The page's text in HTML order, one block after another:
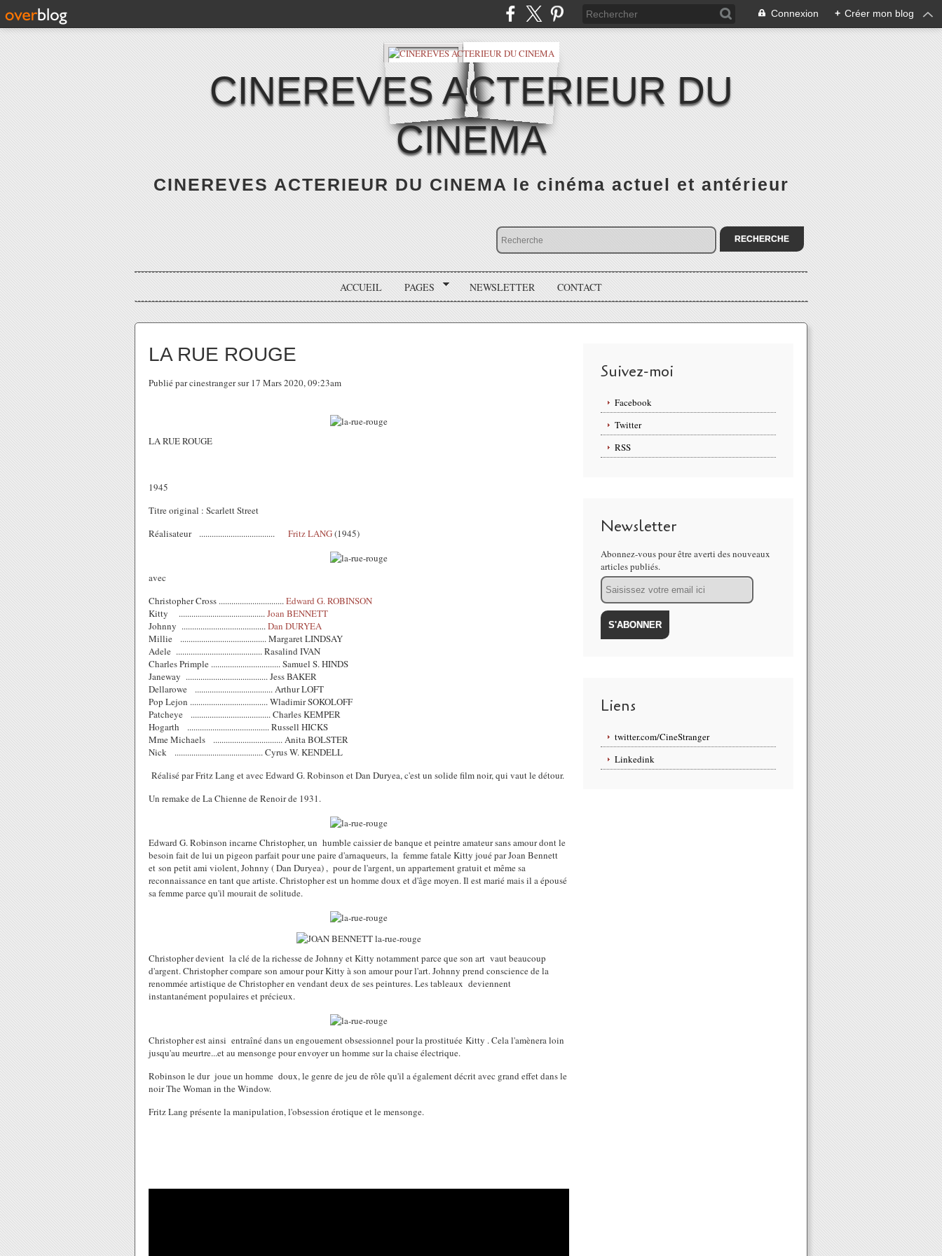
Connexion + Créer mon blog
CINEREVES ACTERIEUR DU
CINEMA
CINEREVES ACTERIEUR DU CINEMA le cinéma actuel et antérieur
ACCUEIL PAGES NEWSLETTER CONTACT
LA RUE ROUGE
Publié par cinestranger sur 17 Mars 2020, 09:23am
LA RUE ROUGE
1945
Titre original : Scarlett Street
Réalisateur .................................... Fritz LANG(1945)
avec
Christopher Cross ...............................Edward G. ROBINSON
Kitty .........................................Joan BENNETT
Johnny ........................................Dan DURYEA
Millie ......................................... Margaret LINDSAY
Adele ......................................... Rasalind IVAN
Charles Primple ................................. Samuel S. HINDS
Janeway ....................................... Jess BAKER
Dellarowe ..................................... Arthur LOFT
Pop Lejon ..................................... Wladimir SOKOLOFF
Patcheye ...................................... Charles KEMPER
Hogarth ....................................... Russell HICKS
Mme Michaels ................................. Anita BOLSTER
Nick .......................................... Cyrus W. KENDELL
Réalisé par Fritz Lang et avec Edward G. Robinson et Dan Duryea, c'est un solide film noir, qui vaut le détour.
Un remake de La Chienne de Renoir de 1931.
Edward G. Robinson incarne Christopher, un humble caissier de banque et peintre amateursans amour dont le
besoin fait de lui un pigeon parfait pour une paire d'arnaqueurs, la femme fatale Kitty joué par Joan Bennett
et son petit ami violent, Johnny (Dan Duryea) , pour de l'argent, un appartement gratuit et même sa
reconnaissance en tant que artiste. Christopher estun homme doux et d'âge moyen. Il est marié maisil a épousé
sa femme parce qu'il mourait de solitude.
Christopher devient la clé de la richesse de Johnny et Kitty notamment parce que son art vaut beaucoup
d'argent. Christopher compare son amour pour Kitty à son amour pour l'art. Johnny prend conscience de la
renommée artistique de Christopher en vendant deux de ses peintures. Les tableaux deviennent
instantanément populaires et précieux.
Christopherest ainsi entraîné dans un engouement obsessionnel pour la prostituée Kitty . Cela l'amènera loin
jusqu'au meurtre...et au mensongepour envoyer un homme sur la chaise électrique.
Robinson le dur joue un homme doux, le genre de jeu de rôle qu'il a également décrit avec grand effet dans le
noir The Woman in the Window.
Fritz Lang présente la manipulation, l'obsession érotique et le mensonge.
Suivez-moi
Facebook
Twitter
RSS
Newsletter
Abonnez-vous pour être averti des nouveaux
articles publiés.
Email
Liens
twitter.com/CineStranger
Linkedink